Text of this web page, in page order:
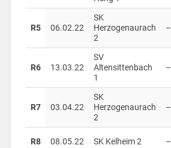
R5 06.02.22
SK
Herzogenaurach
2
–
R6 13.03.22
SV
Altensittenbach
1
–
R7 03.04.22
SK
Herzogenaurach
2
–
R8 08.05.22 SK Kelheim 2 –